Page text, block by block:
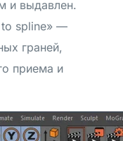
и выдавлен.
to spline» —
граней,
приема и